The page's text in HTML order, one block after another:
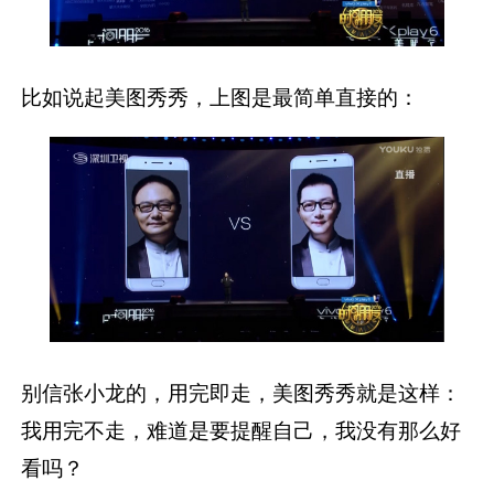
比如说起美图秀秀，上图是最简单直接的：
别信张小龙的，用完即走，美图秀秀就是这样：
我用完不走，难道是要提醒自己，我没有那么好
看吗？